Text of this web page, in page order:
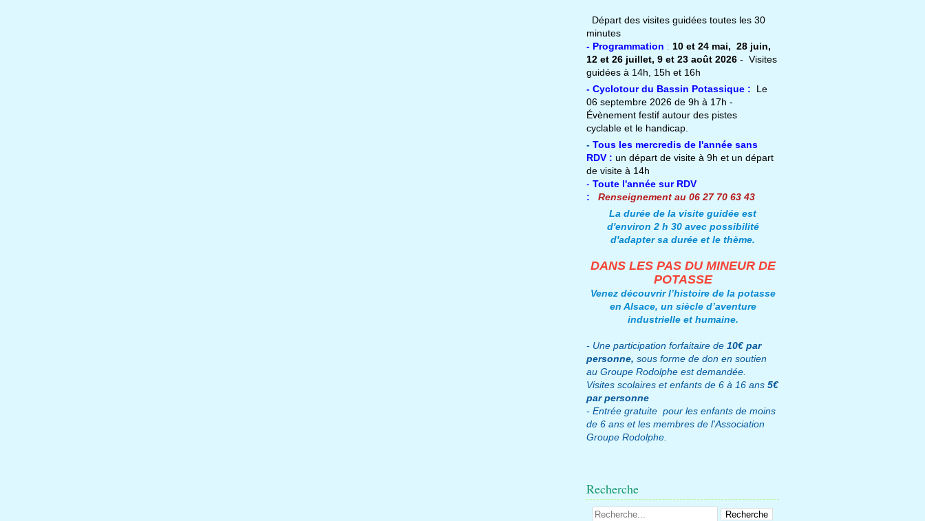
Départ des visites guidées toutes les 30
minutes
- Programmation : 10 et 24 mai, 28 juin,
12 et 26 juillet, 9 et 23 août 2026 - Visites
guidées à 14h, 15h et 16h
- Cyclotour du Bassin Potassique : Le
06 septembre 2026 de 9h à 17h -
Évènement festif autour des pistes
cyclable et le handicap.
- Tous les mercredis de l'année sans
RDV : un départ de visite à 9h et un départ
de visite à 14h
- Toute l'année sur RDV
:
Renseignement au 06 27 70 63 43
La durée de la visite guidée est
d'environ 2 h 30 avec possibilité
d'adapter sa durée et le thème.
DANS LES PAS DU MINEUR DE
POTASSE
Venez découvrir l’histoire de la potasse
en Alsace, un siècle d’aventure
industrielle et humaine.
- Une participation forfaitaire de 10€par
personne, sous forme de don en soutien
au Groupe Rodolphe est demandée.
Visites scolaires et enfants de 6 à 16 ans 5€
par personne
- Entrée gratuite pour les enfants de moins
de 6 ans et les membres de l'Association
Groupe Rodolphe
Recherche